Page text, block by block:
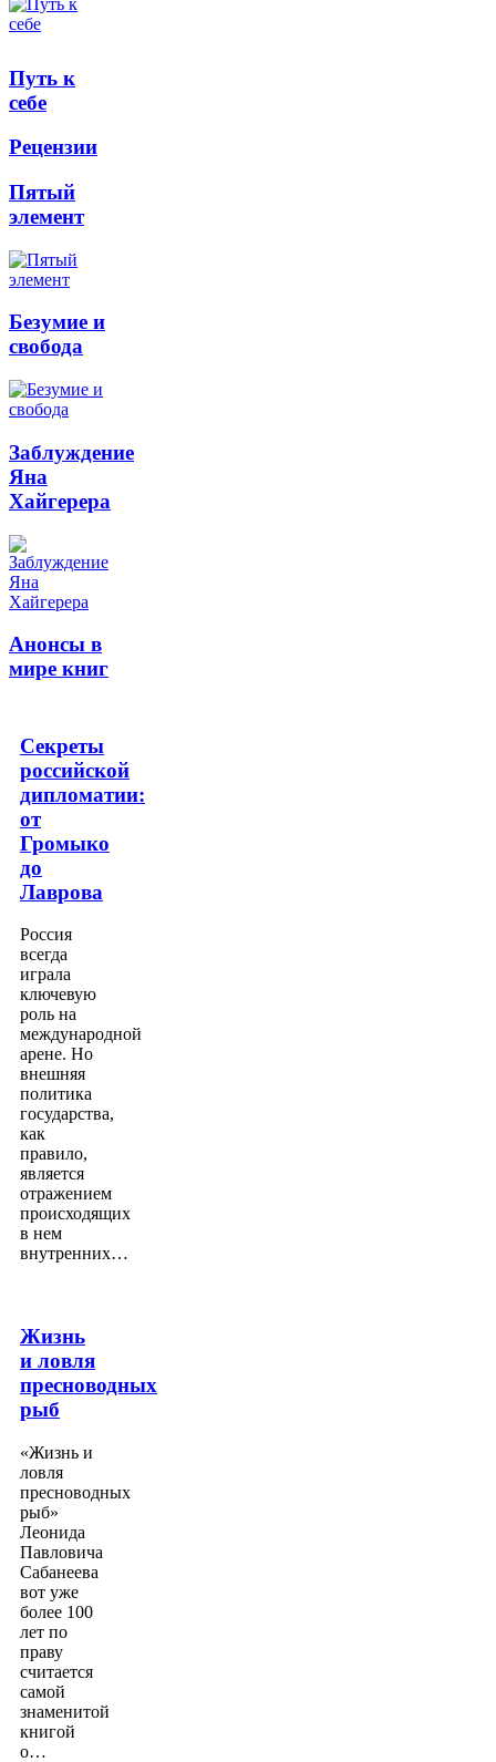
Путь к
себе
Рецензии
Пятый
элемент
Безумие и
свобода
Заблуждение
Яна
Хайгерера
Анонсы в
мире книг
Секреты
российской
дипломатии:
от
Громыко
до
Лаврова
Россия
всегда
играла
ключевую
роль на
международной
арене. Но
внешняя
политика
государства,
как
правило,
является
отражением
происходящих
в нем
внутренних…
Жизнь
и ловля
пресноводных
рыб
«Жизнь и
ловля
пресноводных
рыб»
Леонида
Павловича
Сабанеева
вот уже
более 100
лет по
праву
считается
самой
знаменитой
книгой
о…